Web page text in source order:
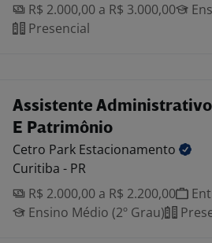
R$ 2.000,00 a R$ 3.000,00
Presencial
Assistente
E Patrimônio
Cetro Park Estacionamento
Curitiba - PR
R$ 2.000,00 a R$ 2.200,00
Ensino Médio (2º Grau)